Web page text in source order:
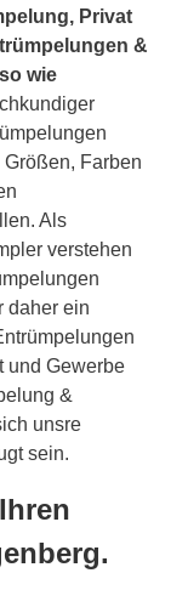
Privat
&
wie
Farben
Als
verstehen
daher ein
und Gewerbe
&
unsre
sein.